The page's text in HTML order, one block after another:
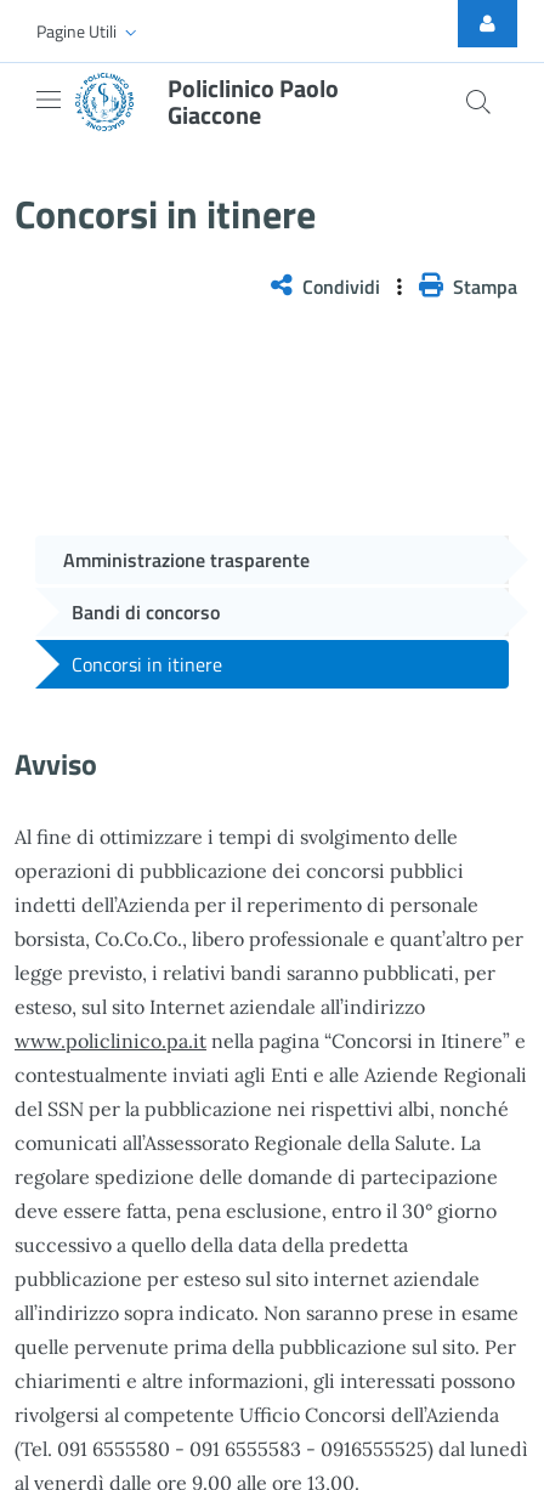
Skip to Main Content
Pagine Utili
Policlinico Paolo
Giaccone
Concorsi in itinere
Condividi Stampa
Amministrazione trasparente
Bandi di concorso
Concorsi in itinere
Avviso
Al fine di ottimizzare i tempi di svolgimento delle
operazioni di pubblicazione dei concorsi pubblici
indetti dell’Azienda per il reperimento di personale
borsista, Co.Co.Co., libero professionale e quant’altro per
legge previsto, i relativi bandi saranno pubblicati, per
esteso, sul sito Internet aziendale all’indirizzo
www.policlinico.pa.it nella pagina “Concorsi in Itinere” e
contestualmente inviati agli Enti e alle Aziende Regionali
del SSN per la pubblicazione nei rispettivi albi, nonché
comunicati all’Assessorato Regionale della Salute. La
regolare spedizione delle domande di partecipazione
deve essere fatta, pena esclusione, entro il 30° giorno
successivo a quello della data della predetta
pubblicazione per esteso sul sito internet aziendale
all’indirizzo sopra indicato. Non saranno prese in esame
quelle pervenute prima della pubblicazione sul sito. Per
chiarimenti e altre informazioni, gli interessati possono
rivolgersi al competente Ufficio Concorsi dell’Azienda
(Tel. 091 6555580 - 091 6555583 - 0916555525) dal lunedì
al venerdì dalle ore 9.00 alle ore 13,00.